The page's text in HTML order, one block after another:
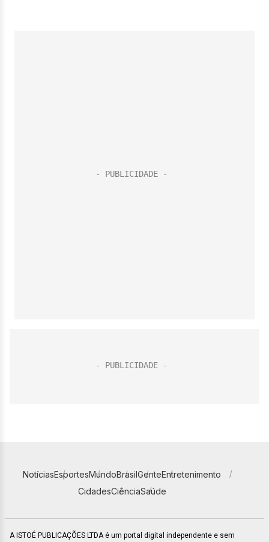
NotíciasEsportesMundoBrasilGenteEntretenimento
CidadesCiênciaSaúde
A ISTOÉ PUBLICAÇÕES LTDA é um portal digital independente e sem